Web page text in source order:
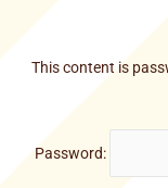
This content is
Password: